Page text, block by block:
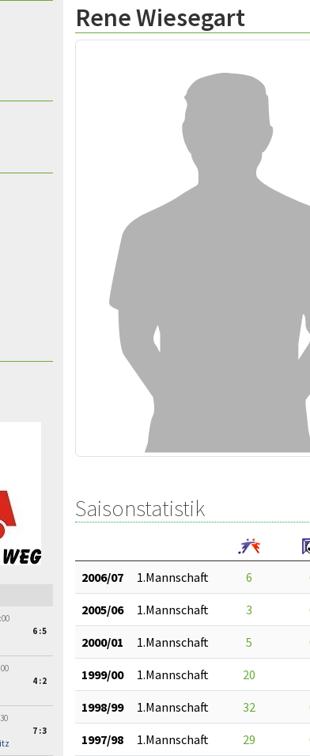
6:5
4:2
7:3
Rene Wiesegart
Saisonstatistik
2006/07 1.Mannschaft 6
2005/06 1.Mannschaft 3
2000/01 1.Mannschaft 5
1999/00 1.Mannschaft 20
1998/99 1.Mannschaft 32
1997/98 1.Mannschaft 29